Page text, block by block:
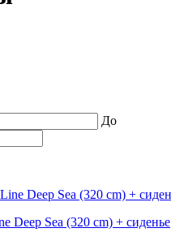
До
Deep Sea (320 cm) + сиденье